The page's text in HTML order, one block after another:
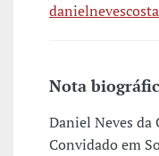
Nota
Daniel Neves da
Convidado em